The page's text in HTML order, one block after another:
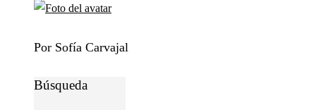
Por Sofía Carvajal
Búsqueda